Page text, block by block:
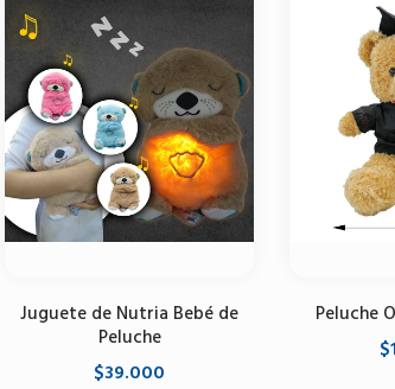
Juguete de Nutria Bebé de
Peluche
$39.000
Peluche